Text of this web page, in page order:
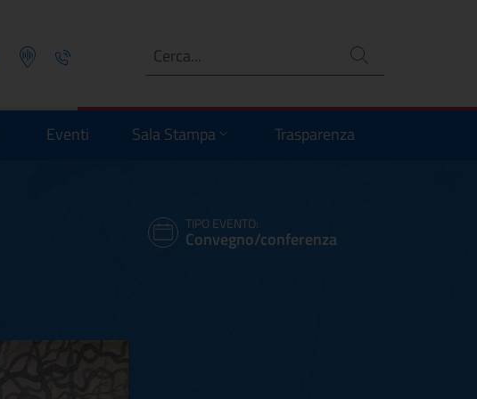
Podcast Telefono Ricerca
Eventi Sala Stampa Trasparenza
TIPO EVENTO:
Convegno/conferenza